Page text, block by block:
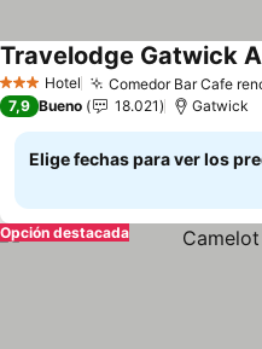
3 Estrellas
Hotel Comedor Bar Cafe
Travelodge Gatwick
7,9 Bueno 18.021 Gatwick
Elige fechas para ver los
Opción destacada